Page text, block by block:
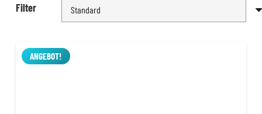
Filter
ANGEBOT!